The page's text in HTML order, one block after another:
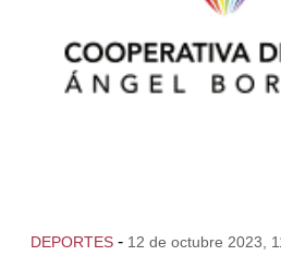
DEPORTES - 12 de octubre 2023,